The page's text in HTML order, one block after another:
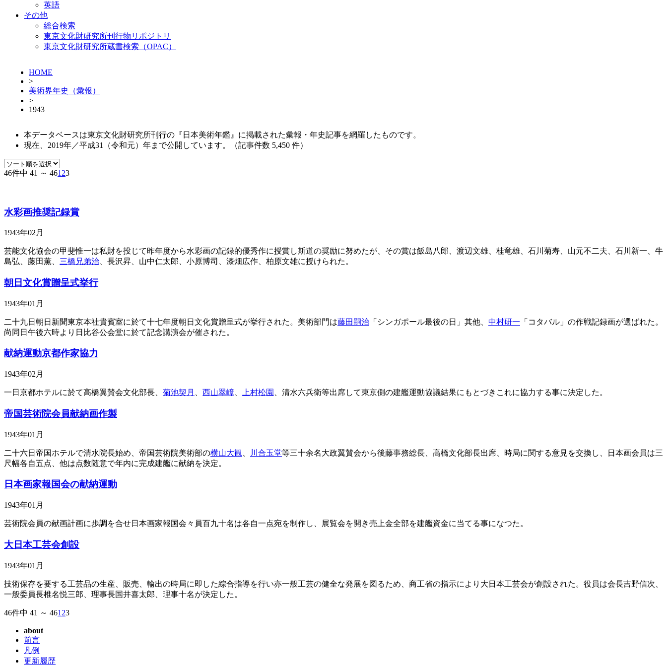
英語
その他
総合検索
東京文化財研究所刊行物リポジトリ
東京文化財研究所蔵書検索（OPAC）
HOME
>
美術界年史（彙報）
>
1943
本データベースは東京文化財研究所刊行の『日本美術年鑑』に掲載された彙報・年史記事を網羅したものです。
現在、2019年／平成31（令和元）年まで公開しています。（記事件数 5,450 件）
46件中 41 ～ 461 23
水彩画推奨記録賞
1943年02月
芸能文化協会の甲斐惟一は私財を投じて昨年度から水彩画の記録的優秀作に授賞し斯道の奨励に努めたが、その賞は飯島八郎、渡辺文雄、桂竜雄、石川菊寿、山元不二夫、石川新一、牛
島弘、藤田薫、 三橋兄弟治 、長沢昇、山中仁太郎、小原博司、漆畑広作、柏原文雄に授けられた。
朝日文化賞贈呈式挙行
1943年01月
二十九日朝日新聞東京本社貴賓室に於て十七年度朝日文化賞贈呈式が挙行された。美術部門は藤田嗣治 「シンガポール最後の日」其他、 中村研一 「コタバル」の作戦記録画が選ばれた。
尚同日午後六時より日比谷公会堂に於て記念講演会が催された。
献納運動京都作家協力
1943年02月
一日京都ホテルに於て高橋翼賛会文化部長、 菊池契月 西山翠嶂 上村松園 、清水六兵衛等出席して東京側の建艦運動協議結果にもとづきこれに協力する事に決定した。
帝国芸術院会員献納画作製
1943年01月
二十六日帝国ホテルで清水院長始め、帝国芸術院美術部の横山大観 川合玉堂等三十余名大政翼賛会から後藤事務総長、高橋文化部長出席、時局に関する意見を交換し、日本画会員は三
尺幅各自五点、他は点数随意で年内に完成建艦に献納を決定。
日本画家報国会の献納運動
1943年01月
芸術院会員の献画計画に歩調を合せ日本画家報国会々員百九十名は各自一点宛を制作し、展覧会を開き売上金全部を建艦資金に当てる事になつた。
大日本工芸会創設
1943年01月
技術保存を要する工芸品の生産、販売、輸出の時局に即した綜合指導を行い亦一般工芸の健全な発展を図るため、商工省の指示により大日本工芸会が創設された。役員は会長吉野信次、
一般委員長椎名悦三郎、理事長国井喜太郎、理事十名が決定した。
46件中 41 ～ 461 23
about
前言
凡例
更新履歴